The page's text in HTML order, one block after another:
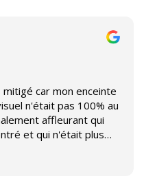
car mon enceinte
n'était pas 100% au
affleurant qui
et qui n'était plus